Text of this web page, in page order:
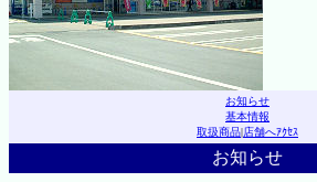
お知らせ
基本情報
取扱商品|店舗へｱｸｾｽ
お知らせ